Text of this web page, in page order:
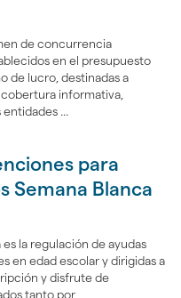
de concurrencia
en el presupuesto
de lucro, destinadas a
informativa,
...
para
Semana Blanca
la regulación de ayudas
en edad escolar y dirigidas a
y disfrute de
tanto por